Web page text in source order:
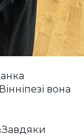
вона